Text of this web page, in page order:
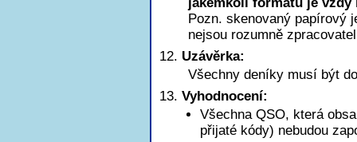
Pozn. skenovaný papírový
nejsou rozumně
Uzávěrka:
Všechny deníky musí být
Vyhodnocení:
Všechna QSO, která
přijaté kódy) nebudou